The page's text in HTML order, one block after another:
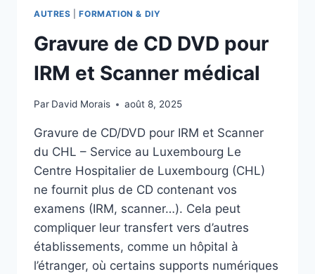
AUTRES |FORMATION & DIY
Gravure de CD DVD pour
IRM et Scanner médical
Par David Morais août 8, 2025
Gravure de CD/DVD pour IRM et Scanner
du CHL – Service au Luxembourg Le
Centre Hospitalier de Luxembourg (CHL)
ne fournit plus de CD contenant vos
examens (IRM, scanner…). Cela peut
compliquer leur transfert vers d’autres
établissements, comme un hôpital à
l’étranger, où certains supports numériques